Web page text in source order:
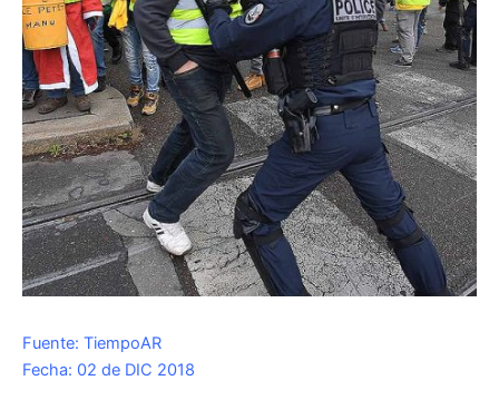
Fuente: TiempoAR
Fecha: 02 de DIC 2018